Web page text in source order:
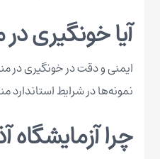
آیا خونگیری
ایمنی و دقت در خونگیری در
نمونه‌ها در شرایط استاندارد
چرا آزمایشگاه